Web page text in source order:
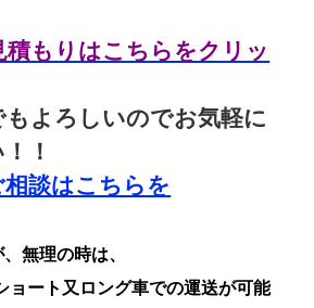
積もりはこちらをクリッ
もよろしいのでお気軽に
！
談はこちらを
無理の時は、
ョート又ロング車での運送が可能